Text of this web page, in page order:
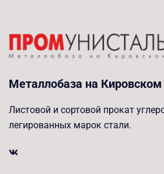
Металлобаза на Кировском
Листовой и сортовой прокат
легированных марок стали.